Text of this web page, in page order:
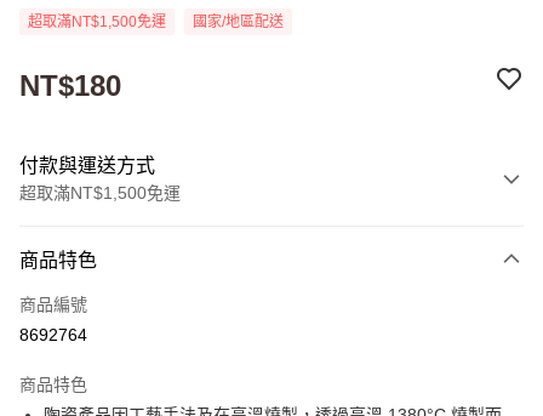
超取滿NT$1,500免運 國家/地區配送
NT$180
付款與運送方式
超取滿NT$1,500免運
信用卡一次付款
超商取貨付款
街口支付
商品特色
商品編號
8692764
商品特色